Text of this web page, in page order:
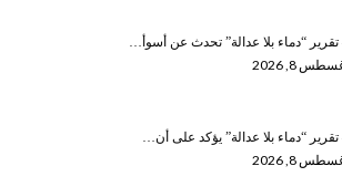
تقرير “دماء بلا عدالة” تحدث عن أسوأ…
8, 2026
تقرير “دماء بلا عدالة” يؤكد على أن…
8, 2026